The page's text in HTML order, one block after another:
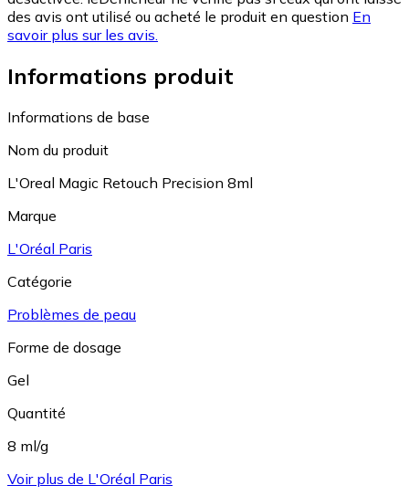
des avis ont utilisé ou acheté le produit en question En
savoir plus sur les avis.
Informations produit
Informations de base
Nom du produit
L'Oreal Magic Retouch Precision 8ml
Marque
L'Oréal Paris
Catégorie
Problèmes de peau
Forme de dosage
Gel
Quantité
8 ml/g
Voir plus de L'Oréal Paris